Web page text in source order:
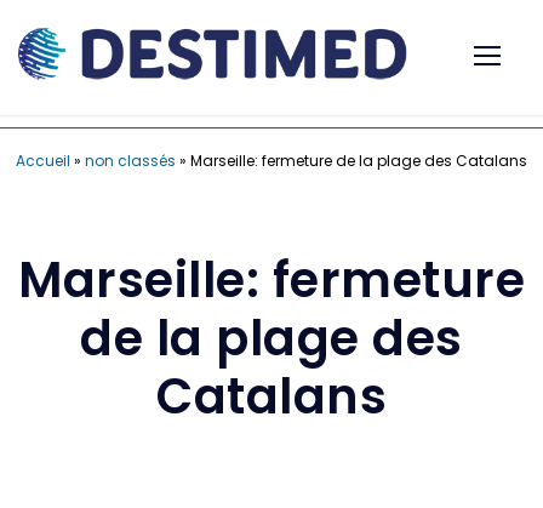
Accueil » non classés » Marseille: fermeture de la plage des Catalans
Marseille: fermeture
de la plage des
Catalans